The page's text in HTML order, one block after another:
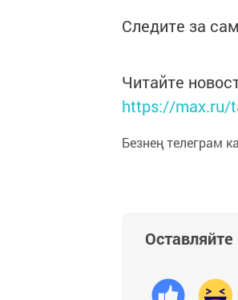
Следите за
Читайте
https://max.ru/
Безнең телеграм